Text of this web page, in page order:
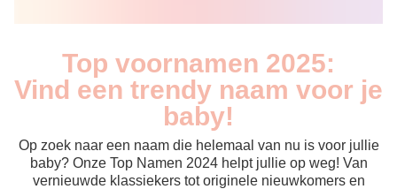
Top voornamen 2025:
Vind een trendy naam voor je
baby!
Op zoek naar een naam die helemaal van nu is voor jullie
baby? Onze Top Namen 2024 helpt jullie op weg! Van
vernieuwde klassiekers tot originele nieuwkomers en